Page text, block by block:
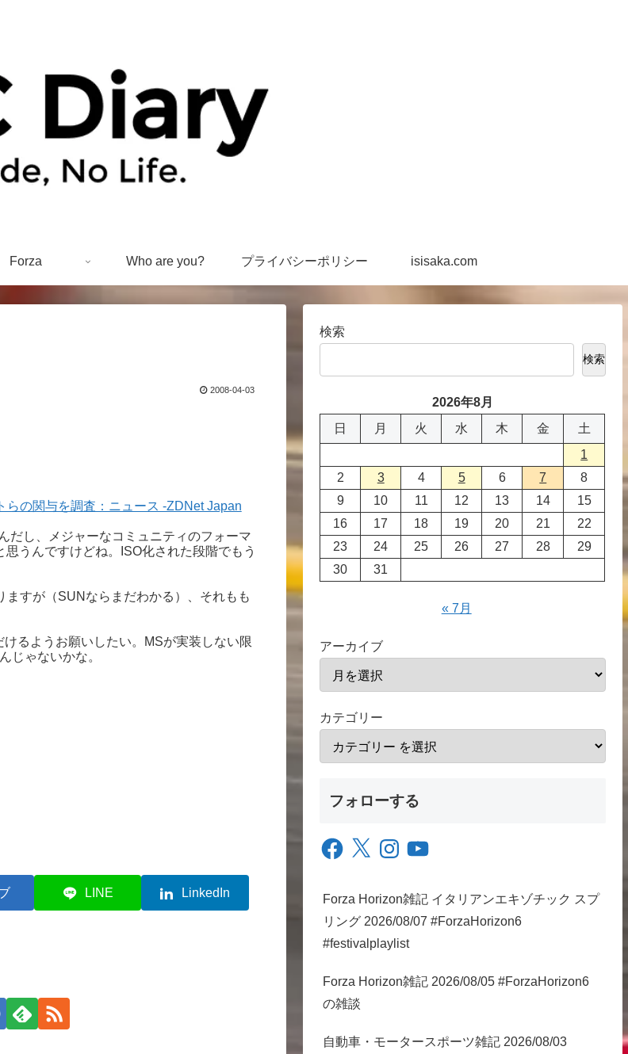
Forza Who are you? プライバシーポリシー isisaka.com
2008-04-03
の関与を調査：ニュース -ZDNet Japan
だし、メジャーなコミュニティのフォーマ
うんですけどね。ISO化された段階でもう
ますが（SUNならまだわかる）、それもも
るようお願いしたい。MSが実装しない限
じゃないかな。
LINE LinkedIn
検索
検索
2026年8月
日
月 火 水 木 金
土
1
2
3 4 5 6 7
8
9
10 11 12 13 14
15
16
17 18 19 20 21
22
23
24 25 26 27 28
29
30
31
« 7月
アーカイブ
カテゴリー
フォローする
Facebook
X InstagramYouTube
Forza Horizon雑記 イタリアンエキゾチック スプ
リング 2026/08/07 #ForzaHorizon6
#festivalplaylist
Forza Horizon雑記 2026/08/05 #ForzaHorizon6
の雑談
自動車・モータースポーツ雑記 2026/08/03